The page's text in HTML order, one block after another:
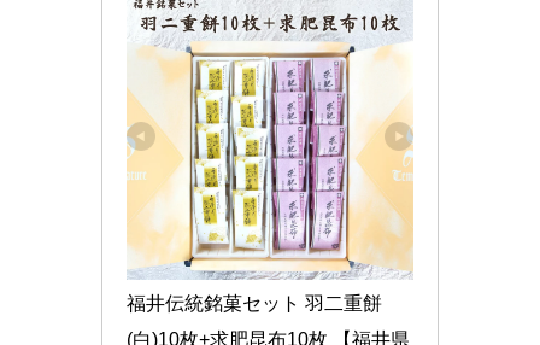
福井伝統銘菓セット 羽二重餅
(白)10枚+求肥昆布10枚 【福井県